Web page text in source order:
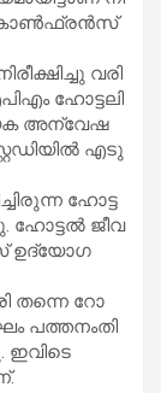
കോ​ൺ​ഫ്ര​ൻ​സ്
വ​രി​
ഹോ​ട്ട​ലി​
അ​ന്വേ​ഷ​
എ​ടു​
ഹോ​ട്ട​
ഹോ​ട്ട​ല്‍ ജീ​വ​
ഉ​ദ്യോ​ഗ​
ത​ന്നെ റോ​
പ​ത്ത​നം​തി​
ഇ​വി​ടെ